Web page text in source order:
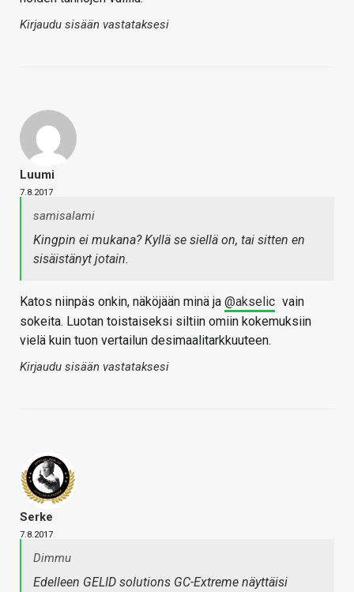
Kirjaudu sisään vastataksesi
Luumi
7.8.2017
samisalami
Kingpin ei mukana? Kyllä se siellä on, tai sitten en
sisäistänyt jotain.
Katos niinpäs onkin, näköjään minä ja @akselic vain
sokeita. Luotan toistaiseksi siltiin omiin kokemuksiin
vielä kuin tuon vertailun desimaalitarkkuuteen.
Kirjaudu sisään vastataksesi
Serke
7.8.2017
Dimmu
Edelleen GELID solutions GC-Extreme näyttäisi